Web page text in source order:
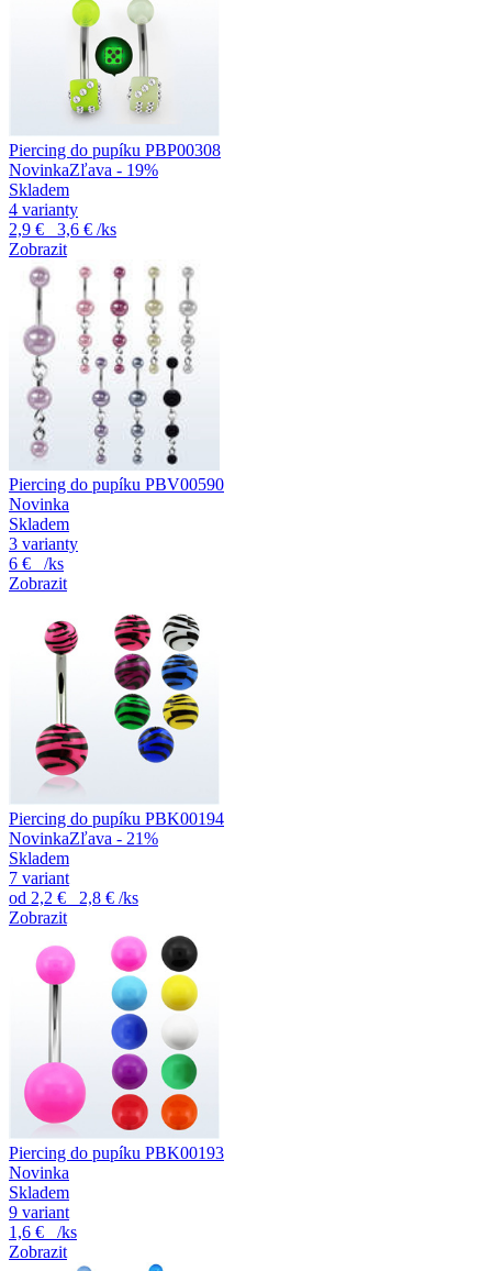
Piercing do pupíku PBP00308
NovinkaZľava - 19%
Skladem
4 varianty
2,9 €
3,6 € /ks
Zobrazit
Piercing do pupíku PBV00590
Novinka
Skladem
3 varianty
6 €
/ks
Zobrazit
Piercing do pupíku PBK00194
NovinkaZľava - 21%
Skladem
7 variant
od 2,2 € 2,8 € /ks
Zobrazit
Piercing do pupíku PBK00193
Novinka
Skladem
9 variant
1,6 €
/ks
Zobrazit